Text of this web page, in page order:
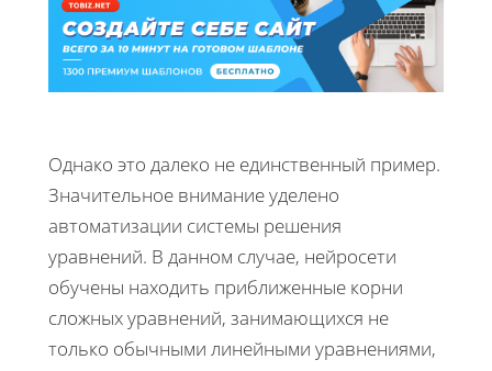
Однако это далеко не единственный пример.
Значительное внимание уделено
автоматизации системы решения
уравнений. В данном случае, нейросети
обучены находить приближенные корни
сложных уравнений, занимающихся не
только обычными линейными уравнениями,